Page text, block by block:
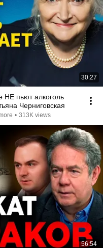
30:27
НЕ пьют алкоголь
Черниговская
• 313K views
56:54